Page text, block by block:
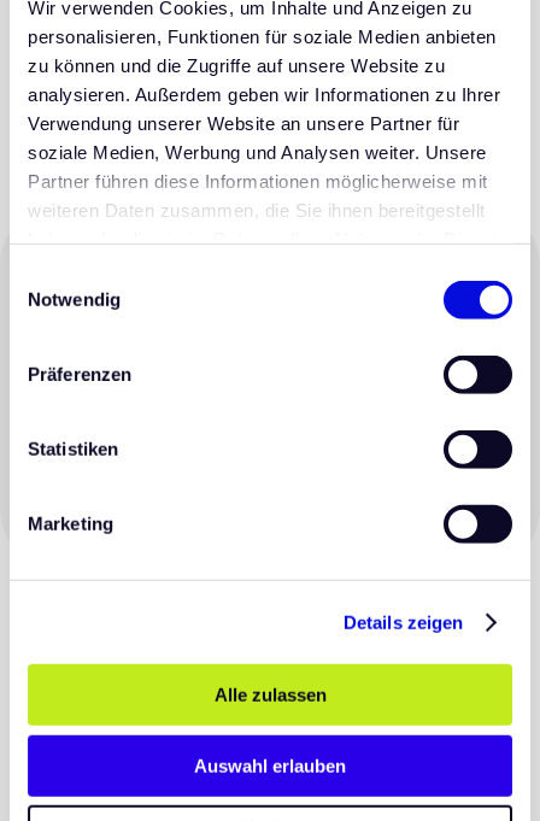
Wir verwenden Cookies, um Inhalte und Anzeigen zu
personalisieren, Funktionen für soziale Medien anbieten
zu können und die Zugriffe auf unsere Website zu
analysieren. Außerdem geben wir Informationen zu Ihrer
Verwendung unserer Website an unsere Partner für
soziale Medien, Werbung und Analysen weiter. Unsere
Partner führen diese Informationen möglicherweise mit
weiteren Daten zusammen, die Sie ihnen bereitgestellt
Notwendig
Präferenzen
Statistiken
Marketing
Details zeigen
Alle zulassen
Auswahl erlauben
Vertraulichkeit und Professionalität
Vertraulichkeit und Professionalität stehen bei uns an erster
Stelle. Ihre Bedürfnisse und Informationen werden mit
höchster Sensibilität behandelt.
„Unoptimierte Anzeigen
leiden unter
eingeschränkter Sichtbarkeit“
Damit Ihre Stellenanzeigen erfolgreich performen und Sie die
richtigen Kandidat:innen ansprechen, sollten Ihre Anzeigen in
angepasst werden. Eine solide Content-Strategie ist die
Grundlage für Ihren Erfolg auf Indeed.com – und wir
Unser Gameplan für Ihr
Perfect Matchauf Indeed.com
Stellenanzeigen auf Indeed, ohne dass Ihre etablierten